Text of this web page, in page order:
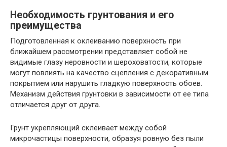
Необходимость грунтования и его
преимущества
Подготовленная к оклеиванию поверхность при
ближайшем рассмотрении представляет собой не
видимые глазу неровности и шероховатости, которые
могут повлиять на качество сцепления с декоративным
покрытием или нарушить гладкую поверхность обоев.
Механизм действия грунтовки в зависимости от ее типа
отличается друг от друга.
Грунт укрепляющий склеивает между собой
микрочастицы поверхности, образуя ровную без пыли